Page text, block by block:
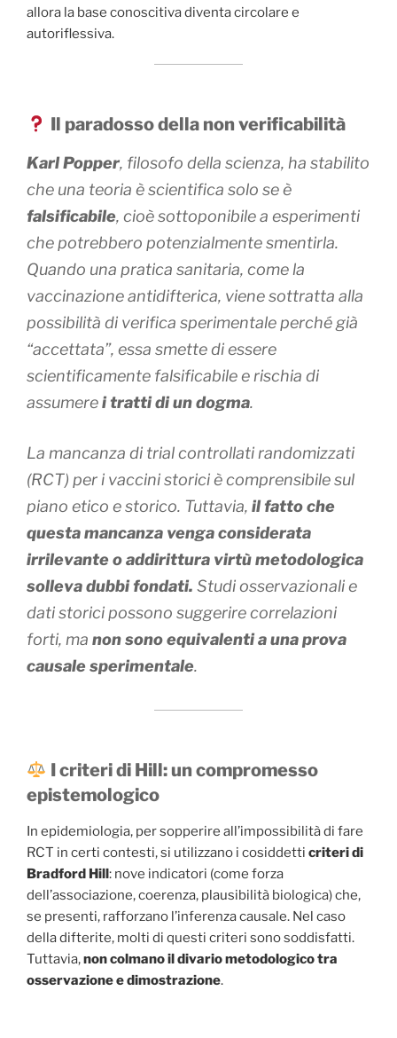
allora la base conoscitiva diventa circolare e
autoriflessiva.
Il paradosso della non verificabilità
Karl Popper, filosofo della scienza, ha stabilito
che una teoria è scientifica solo se è
falsificabile, cioè sottoponibile a esperimenti
che potrebbero potenzialmente smentirla.
Quando una pratica sanitaria, come la
vaccinazione antidifterica, viene sottratta alla
possibilità di verifica sperimentale perché già
“accettata”, essa smette di essere
scientificamente falsificabile e rischia di
assumerei tratti di un dogma.
La mancanza di trial controllati randomizzati
(RCT) per i vaccini storici è comprensibile sul
piano etico e storico. Tuttavia, il fatto che
questa mancanza venga considerata
irrilevante o addirittura virtù metodologica
solleva dubbi fondati. Studi osservazionali e
dati storici possono suggerire correlazioni
forti, ma non sono equivalenti a una prova
causale sperimentale.
I criteri di Hill: un compromesso
epistemologico
In epidemiologia, per sopperire all’impossibilità di fare
RCT in certi contesti, si utilizzano i cosiddetti criteri di
Bradford Hill: nove indicatori (come forza
dell’associazione, coerenza, plausibilità biologica) che,
se presenti, rafforzano l’inferenza causale. Nel caso
della difterite, molti di questi criteri sono soddisfatti.
Tuttavia,non colmano il divario metodologico tra
osservazione e dimostrazione.